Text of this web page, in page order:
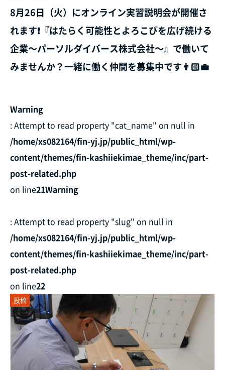
8月26日（火）にオンライン実習説明会が開催さ
れます❗『はたらく可能性とよろこびを広げ続ける
企業～パーソルダイバース株式会社～』で働いて
みませんか？一緒に働く仲間を募集中です👨🏻‍💼
Warning
: Attempt to read property "cat_name" on null in
/home/xs082164/fin-yj.jp/public_html/wp-
content/themes/fin-kashiiekimae_theme/inc/part-
post-related.php
on line21Warning
: Attempt to read property "slug" on null in
/home/xs082164/fin-yj.jp/public_html/wp-
content/themes/fin-kashiiekimae_theme/inc/part-
post-related.php
on line22
投稿